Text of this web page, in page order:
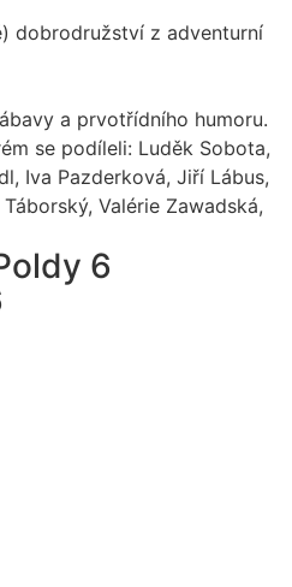
dobrodružství z adventurní
a prvotřídního humoru.
se podíleli: Luděk Sobota,
Iva Pazderková, Jiří Lábus,
Valérie Zawadská,
6